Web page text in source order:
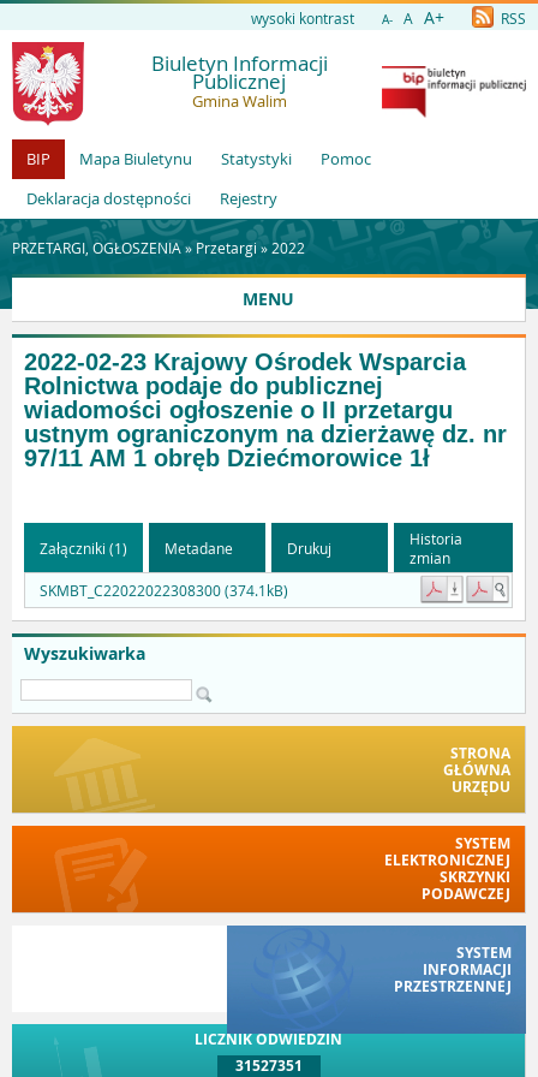
wysoki kontrast A- A A+ RSS
Biuletyn Informacji
Publicznej
Gmina Walim
BIP Mapa Biuletynu Statystyki
Pomoc
Deklaracja dostępności
Rejestry
PRZETARGI, OGŁOSZENIA » Przetargi » 2022
MENU
Wyszukiwarka
STRONA
GŁÓWNA
URZĘDU
SYSTEM
ELEKTRONICZNEJ
SKRZYNKI
PODAWCZEJ
SYSTEM
INFORMACJI
PRZESTRZENNEJ
LICZNIK ODWIEDZIN
31527351
2022-02-23 Krajowy Ośrodek Wsparcia
Rolnictwa podaje do publicznej
wiadomości ogłoszenie o II przetargu
ustnym ograniczonym na dzierżawę dz. nr
97/11 AM 1 obręb Dziećmorowice 1ł
Załączniki (1) Metadane Drukuj
Historia
zmian
SKMBT_C22022022308300 (374.1kB)